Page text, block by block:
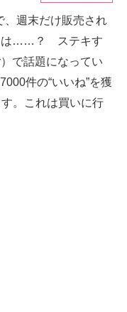
週末だけ販売され
は……？ ステキす
で話題になってい
件の“いいね”を獲
。これは買いに行